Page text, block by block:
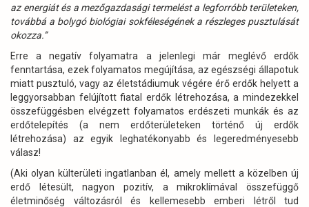
az energiát és a mezőgazdasági termelést a legforróbb területeken,
továbbá a bolygó biológiai sokféleségének a részleges pusztulását
okozza.”
Erre a negatív folyamatra a jelenlegi már meglévő erdők
fenntartása, ezek folyamatos megújítása, az egészségi állapotuk
miatt pusztuló, vagy az életstádiumuk végére érő erdők helyett a
leggyorsabban felújított fiatal erdők létrehozása, a mindezekkel
összefüggésben elvégzett folyamatos erdészeti munkák és az
erdőtelepítés (a nem erdőterületeken történő új erdők
létrehozása) az egyik leghatékonyabb és legeredményesebb
válasz!
(Aki olyan külterületi ingatlanban él, amely mellett a közelben új
erdő létesült, nagyon pozitív, a mikroklímával összefüggő
életminőség változásról és kellemesebb emberi létről tud